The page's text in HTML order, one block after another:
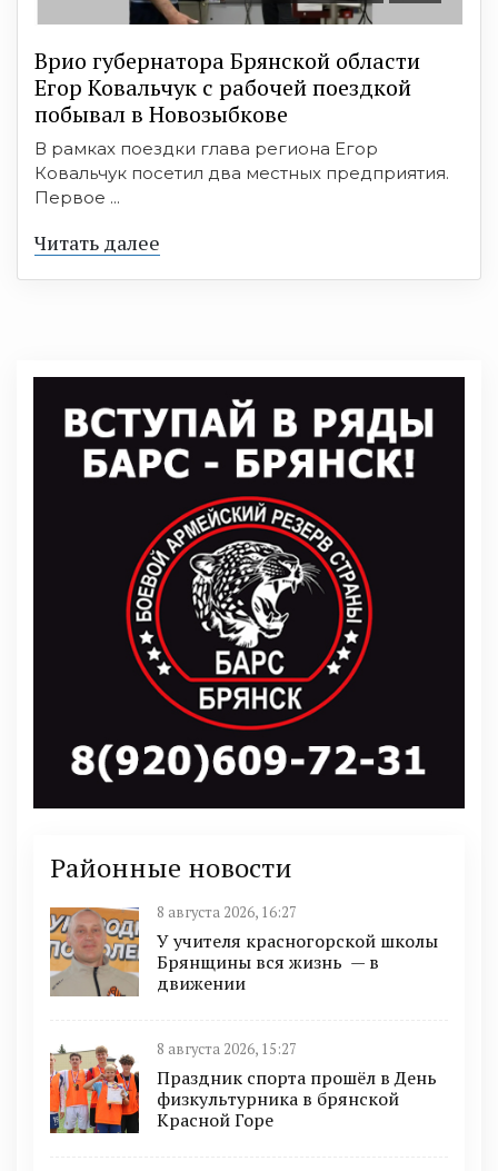
Врио губернатора Брянской области
Егор Ковальчук с рабочей поездкой
побывал в Новозыбкове
В рамках поездки глава региона Егор
Ковальчук посетил два местных предприятия.
Первое ...
Читать далее
Районные новости
8 августа 2026, 16:27
У учителя красногорской школы
Брянщины вся жизнь — в
движении
8 августа 2026, 15:27
Праздник спорта прошёл в День
физкультурника в брянской
Красной Горе